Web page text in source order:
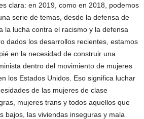
clara: en 2019, como en 2018, podemos
serie de temas, desde la defensa de
la lucha contra el racismo y la defensa
dados los desarrollos recientes, estamos
en la necesidad de construir una
dentro del movimiento de mujeres
los Estados Unidos. Eso significa luchar
de las mujeres de clase
mujeres trans y todos aquellos que
bajos, las viviendas inseguras y mala